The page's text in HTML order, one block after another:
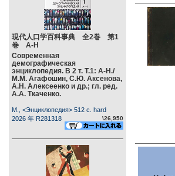
現代人口学百科事典 全2巻 第1
巻 А-Н
Современная
демографическая
энциклопедия. В 2 т. Т.1: А-Н./
М.М. Агафошин, С.Ю. Аксенова,
А.Н. Алексеенко и др.; гл. ред.
А.А. Ткаченко.
М., <Энциклопедия> 512 c. hard
2026 年 R281318
\26,950